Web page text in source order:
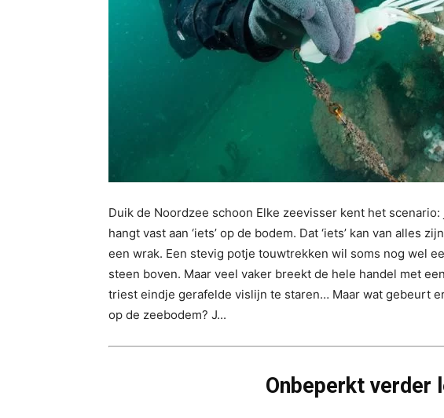
Duik de Noordzee schoon Elke zeevisser kent het
hangt vast aan ‘iets’ op de bodem. Dat ‘iets’ kan van alles
een wrak. Een stevig potje touwtrekken wil soms nog wel
steen boven. Maar veel vaker breekt de hele handel met
triest eindje gerafelde vislijn te staren… Maar wat gebeurt
op de zeebodem? J...
Onbeperkt verder